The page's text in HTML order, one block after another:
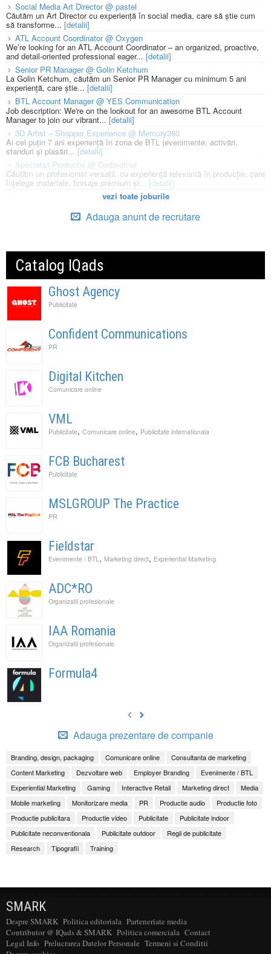
Social Media Art Director @ pastel
Căutăm un Art Director cu experiență în social media, care să știe cum
să transforme... [detalii]
ATL Account Coordinator @ Oxygen
We’re looking for an ATL Account Coordinator – an organized, proactive,
and detail-oriented professional eager... [detalii]
Senior PR Manager @ Golin Ketchum
La Golin Ketchum, căutăm un Senior PR Manager cu minimum 5 ani
experiență, care știe... [detalii]
BTL Account Manager @ YES Communication
Job description: We're on the lookout for an awesome BTL Account
Manager to join our vibrant... [detalii]
3D Artist – Shopper Experience @ Mercury360
Ai cel puțin 7 ani experiență în zona de BTL (evenimente, activări,
standuri și plasări...[detalii]
Specialist Productie @ Godmother
Căutăm un profesionist versatil, cu experiență relevantă în producție, care
înțelege materiale, finisaje premium și... [detalii]
vezi toate joburile
Adauga anunt de recrutare
Catalog IQads
Ghost Agency
Publicitate
Confident Communications
PR
Digital Kitchen
Comunicare online
VML
Publicitate, Comunicare online, Publicitate internationala
FCB Bucharest
Publicitate
MSLGROUP The Practice
PR
Fieldstar
Evenimente / BTL , Marketing direct, Experiential Marketing
ADC*RO
Organizatii profesionale
IAA Romania
Organizatii profesionale
Formula4
Adauga prezentare de companie
Branding, design, packaging Comunicare online
Consultanta de marketing
Content Marketing
Dezvoltare web Employer Branding
Evenimente / BTL
Experiential Marketing
Gaming Interactive Retail Marketing direct
Media
Mobile marketing
Monitorizare media PR Productie audio
Productie foto
Productie publicitara
Productie video Publicitate
Publicitate indoor
Publicitate neconventionala
Publicitate outdoor
Regii de publicitate
Research
Tipografii Training
SMARK
Despre SMARK Politica editoriala Parteneriate media
Contributor @ IQads & SMARK Politica comerciala Contact
Legal Info Prelucrarea Datelor Personale Termeni si Conditii